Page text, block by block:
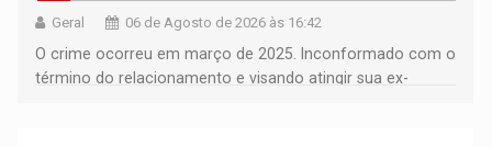
Geral 06 de Agosto de 2026 às 16:42
O crime ocorreu em março de 2025. Inconformado com o
término do relacionamento e visando atingir sua ex-